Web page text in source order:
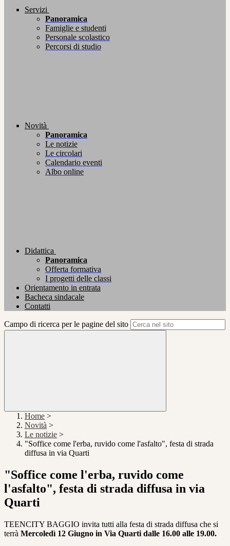
Servizi
Panoramica
Famiglie e studenti
Personale scolastico
Percorsi di studio
Novità
Panoramica
Le notizie
Le circolari
Calendario eventi
Albo online
Didattica
Panoramica
Offerta formativa
I progetti delle classi
Orientamento in entrata
Bacheca sindacale
Contatti
Campo di ricerca per le pagine del sito
Home >
Novità >
Le notizie >
"Soffice come l'erba, ruvido come l'asfalto", festa di strada
diffusa in via Quarti
"Soffice come l'erba, ruvido come
l'asfalto", festa di strada diffusa in via
Quarti
TEENCITY BAGGIO invita tutti alla festa di strada diffusa che si
terrà Mercoledì 12 Giugno in Via Quarti dalle 16.00 alle 19.00.